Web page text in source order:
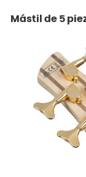
Mástil de 5